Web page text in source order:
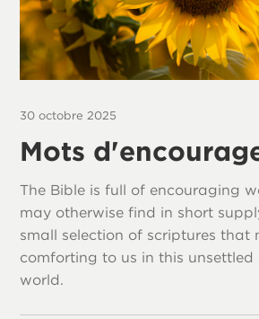
30 octobre 2025
Mots
The Bible is full of encouraging
may otherwise find in short
small selection of scriptures that
comforting to us in this unsettled
world.